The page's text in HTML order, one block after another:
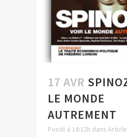
17 AVR
LE MONDE
AUTREMENT
Posté à 14:12h dans